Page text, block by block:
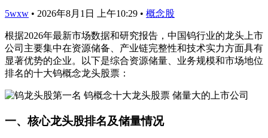
5wxw • 2026年8月1日 上午10:29 • 概念股
根据2026年最新市场数据和研究报告，中国钨行业的龙头上市
公司主要集中在资源储备、产业链完整性和技术实力方面具有
显著优势的企业。以下是综合资源储量、业务规模和市场地位
排名的十大钨概念龙头股票：
一、核心龙头股排名及储量情况